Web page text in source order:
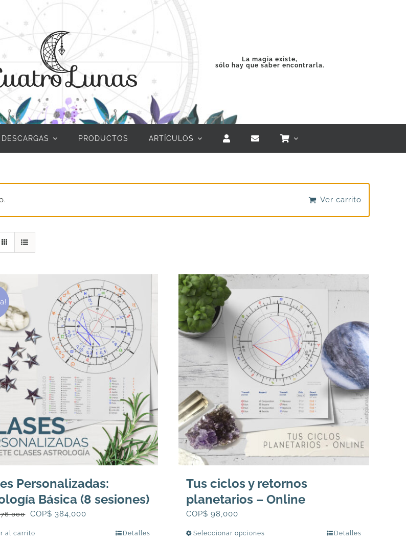
La magia existe,
sólo hay que saber encontrarla.
DESCARGAS PRODUCTOS ARTÍCULOS
Ver carrito
Personalizadas:
Básica (8 sesiones)
El
COP$ 384,000
al carrito Detalles
Tus ciclos y retornos
planetarios – Online
COP$ 98,000
Seleccionar opcionesEste
Detalles